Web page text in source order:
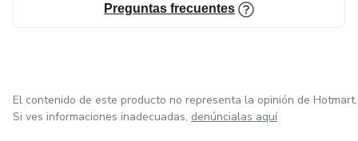
Preguntas frecuentes
El contenido de este producto no representa la opinión de Hotmart.
Si ves informaciones inadecuadas, denúncialas aquí